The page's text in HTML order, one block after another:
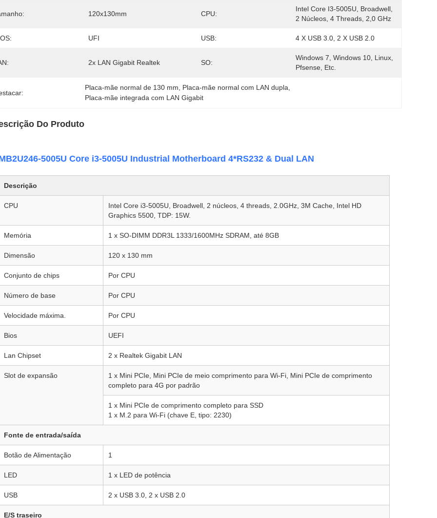
120x130mm CPU:
Intel Core I3-5005U, Broadwell,
2 Núcleos, 4 Threads, 2,0 GHz
UFI USB: 4 X USB 3.0, 2 X USB 2.0
2x LAN Gigabit Realtek SO:
Windows 7, Windows 10, Linux,
Pfsense, Etc.
Placa-mãe normal de 130 mm Placa-mãe normal com LAN dupla
Placa-mãe integrada com LAN Gigabit
Do Produto
5005U Core i3-5005U Industrial Motherboard 4*RS232 & Dual LAN
Descrição
CPU
Intel Core i3-5005U, Broadwell, 2 núcleos, 4 threads, 2.0GHz, 3M Cache, Intel HD
Graphics 5500, TDP: 15W.
Memória 1 x SO-DIMM DDR3L 1333/1600MHz SDRAM, até 8GB
Dimensão 120 x 130 mm
Conjunto de chips Por CPU
Número de base Por CPU
Velocidade máxima. Por CPU
Bios UEFI
Lan Chipset 2 x Realtek Gigabit LAN
Slot de expansão
1 x Mini PCIe, Mini PCIe de meio comprimento para Wi-Fi, Mini PCIe de comprimento
completo para 4G por padrão
1 x Mini PCIe de comprimento completo para SSD
1 x M.2 para Wi-Fi (chave E, tipo: 2230)
Fonte de entrada/saída
Botão de Alimentação 1
LED 1 x LED de potência
USB 2 x USB 3.0, 2 x USB 2.0
E/S traseiro